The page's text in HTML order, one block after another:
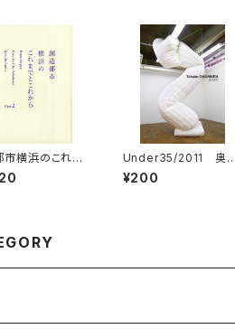
市横浜のこれま
からPart2
Under35/2011 奥村
昂子
¥200